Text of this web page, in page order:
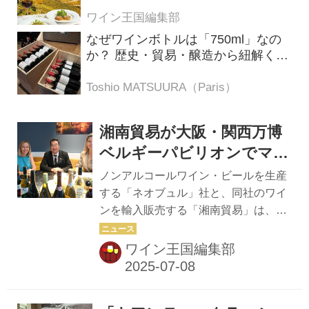
エが偏愛するシャンパーニュ」 第二
特集「この夏の主役！ ナチュラルな
ロゼワイン」
ワイン王国編集部
なぜワインボトルは「750ml」なの
か？ 歴史・貿易・醸造から紐解く4
Toshio MATSUURA（Paris）
湘南貿易が大阪・関西万博
ベルギーパビリオンでマリ
アージュイベントを開催
ノンアルコールワイン・ビ
ールとベルギー料理などを
提供
ノンアルコールワイン・ビールを生産
する「ネオブュル」社と、同社のワイ
ンを輸入販売する「湘南貿易」は、大
阪・関西万博の「ベルギーパビリオ
ン」のオフィシャルゴールドパートナ
ーを務めている。これを記念し、6月
ワイン王国編集部